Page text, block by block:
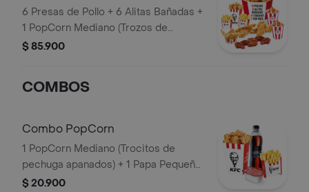
6 Presas de Pollo + 6 Alitas Bañadas +
1 PopCorn Mediano (Trozos de
pechuga apanados) + 4 Tenders (Tiras
Balde de Salsa 100g
$ 85.900
COMBOS
Combo PopCorn
1 PopCorn Mediano (Trocitos de
pechuga apanados) + 1 Papa Pequeña
+ 1 Gaseosa PET 400ml + 1 Blister de
$ 20.900